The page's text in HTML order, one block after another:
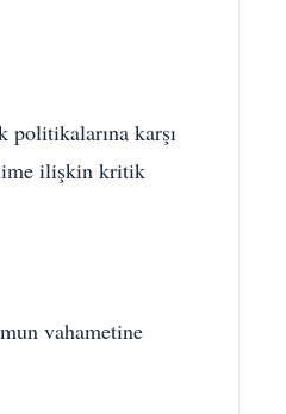
politikalarına karşı
ilişkin kritik
vahametine